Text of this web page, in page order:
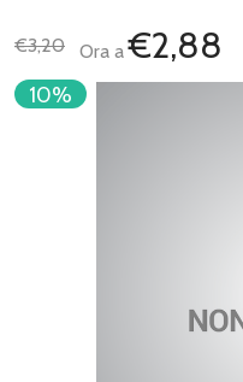
€3,20 Ora a€2,88
10%